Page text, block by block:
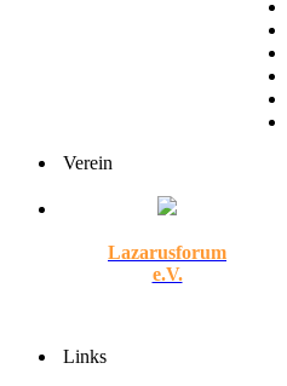
Verein
Lazarusforum
e.V.
Links